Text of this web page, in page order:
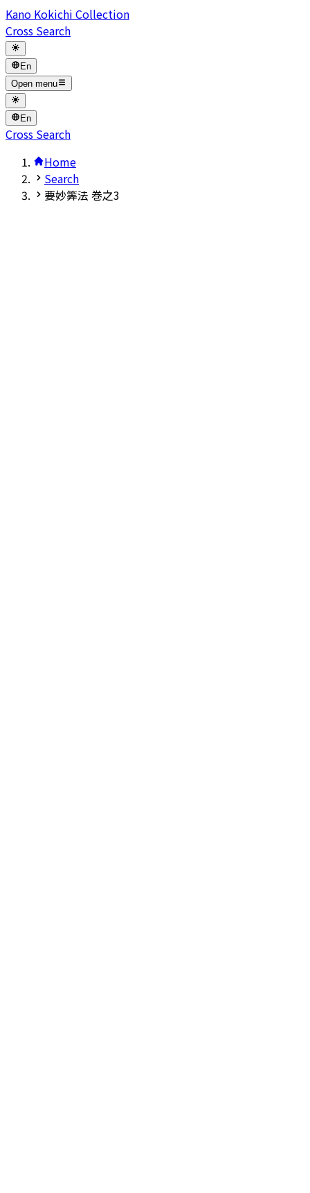
Kano Kokichi Collection
Cross Search
En
Open menu
En
Cross Search
Home
Search
要妙筭法 巻之3